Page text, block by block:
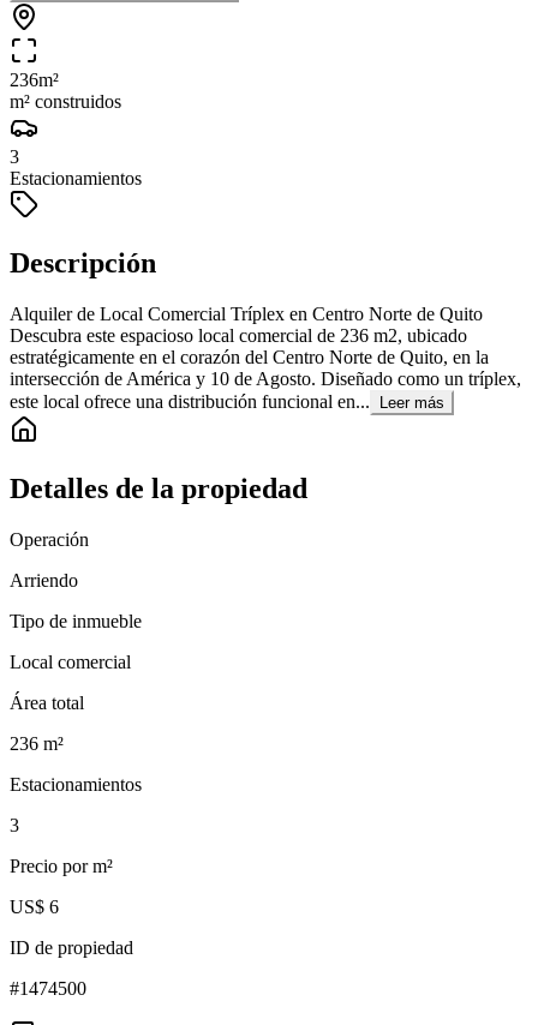
236m²
m² construidos
3
Estacionamientos
Descripción
Alquiler de Local Comercial Tríplex en Centro Norte de Quito
Descubra este espacioso local comercial de 236 m2, ubicado
estratégicamente en el corazón del Centro Norte de Quito, en la
intersección de América y 10 de Agosto. Diseñado como un tríplex,
este local ofrece una distribución funcional en...
Leer más
Detalles de la propiedad
Operación
Arriendo
Tipo de inmueble
Local comercial
Área total
236 m²
Estacionamientos
3
Precio por m²
US$ 6
ID de propiedad
#1474500